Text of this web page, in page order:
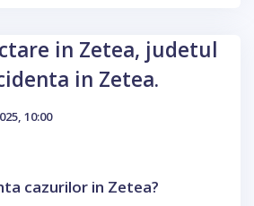
in Zetea, judetul
in Zetea.
10:00
cazurilor in Zetea?